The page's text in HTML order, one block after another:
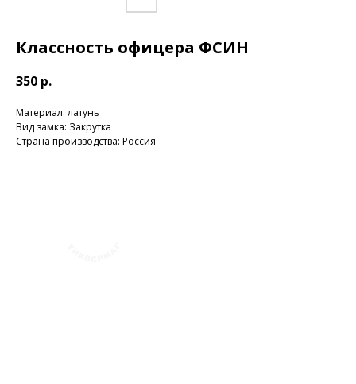
Классность офицера ФСИН
350 р.
Материал: латунь
Вид замка: Закрутка
Страна производства: Россия